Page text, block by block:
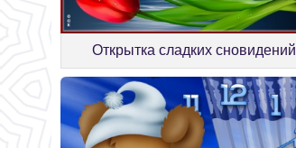
Открытка сладких сновидений